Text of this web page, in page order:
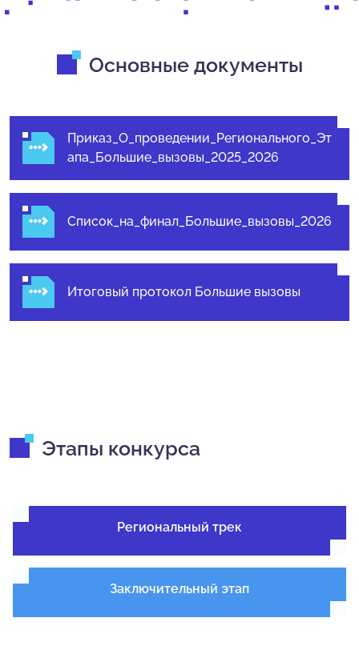
Основные документы
Приказ_О_проведении_Регионального_Эт
апа_Большие_вызовы_2025_2026
Список_на_финал_Большие_вызовы_2026
Итоговый протокол Большие вызовы
Этапы конкурса
Региональный трек
Заключительный этап